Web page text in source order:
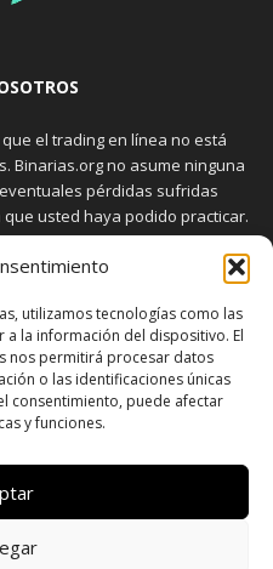
utilizamos tecnologías como las
la información del dispositivo. El
nos permitirá procesar datos
o las identificaciones únicas
consentimiento, puede afectar
y funciones.
el trading en línea no está
Binarias.org no asume ninguna
pérdidas sufridas
usted haya podido practicar.
binarias implica riesgos
y aceptar estos riesgos, que
bursátiles.